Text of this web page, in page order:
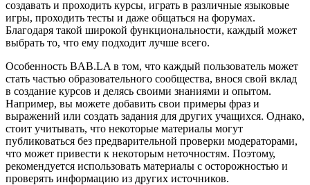
создавать и проходить курсы, играть в различные языковые
игры, проходить тесты и даже общаться на форумах.
Благодаря такой широкой функциональности, каждый может
выбрать то, что ему подходит лучше всего.
Особенность BAB.LA в том, что каждый пользователь может
стать частью образовательного сообщества, внося свой вклад
в создание курсов и делясь своими знаниями и опытом.
Например, вы можете добавить свои примеры фраз и
выражений или создать задания для других учащихся. Однако,
стоит учитывать, что некоторые материалы могут
публиковаться без предварительной проверки модераторами,
что может привести к некоторым неточностям. Поэтому,
рекомендуется использовать материалы с осторожностью и
проверять информацию из других источников.